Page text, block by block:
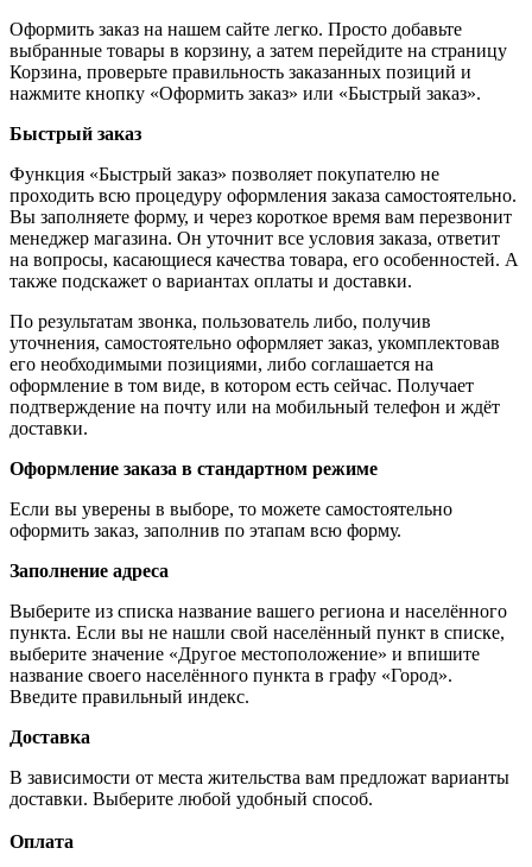
Оформить заказ на нашем сайте легко. Просто добавьте
выбранные товары в корзину, а затем перейдите на страницу
Корзина, проверьте правильность заказанных позиций и
нажмите кнопку «Оформить заказ» или «Быстрый заказ».
Быстрый заказ
Функция «Быстрый заказ» позволяет покупателю не
проходить всю процедуру оформления заказа самостоятельно.
Вы заполняете форму, и через короткое время вам перезвонит
менеджер магазина. Он уточнит все условия заказа, ответит
на вопросы, касающиеся качества товара, его особенностей. А
также подскажет о вариантах оплаты и доставки.
По результатам звонка, пользователь либо, получив
уточнения, самостоятельно оформляет заказ, укомплектовав
его необходимыми позициями, либо соглашается на
оформление в том виде, в котором есть сейчас. Получает
подтверждение на почту или на мобильный телефон и ждёт
доставки.
Оформление заказа в стандартном режиме
Если вы уверены в выборе, то можете самостоятельно
оформить заказ, заполнив по этапам всю форму.
Заполнение адреса
Выберите из списка название вашего региона и населённого
пункта. Если вы не нашли свой населённый пункт в списке,
выберите значение «Другое местоположение» и впишите
название своего населённого пункта в графу «Город».
Введите правильный индекс.
Доставка
В зависимости от места жительства вам предложат варианты
доставки. Выберите любой удобный способ.
Оплата